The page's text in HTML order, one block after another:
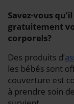
Savez-vous
gratuitement
corporels?
Des produits d’
les bébés sont
couverture est
à prendre soin